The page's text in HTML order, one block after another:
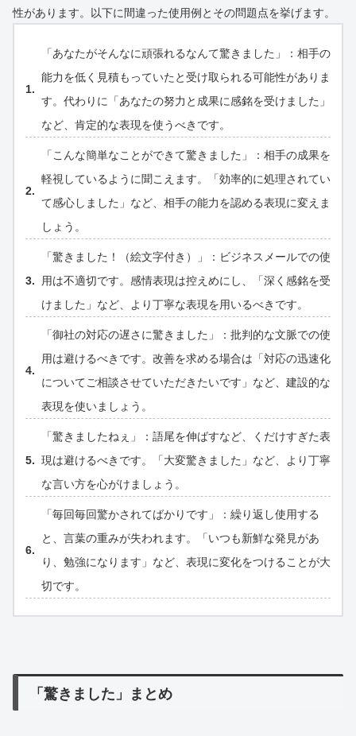
性があります。以下に間違った使用例とその問題点を挙げます。
「あなたがそんなに頑張れるなんて驚きました」：相手の
能力を低く見積もっていたと受け取られる可能性がありま
す。代わりに「あなたの努力と成果に感銘を受けました」
など、肯定的な表現を使うべきです。
「こんな簡単なことができて驚きました」：相手の成果を
軽視しているように聞こえます。「効率的に処理されてい
て感心しました」など、相手の能力を認める表現に変えま
しょう。
「驚きました！（絵文字付き）」：ビジネスメールでの使
用は不適切です。感情表現は控えめにし、「深く感銘を受
けました」など、より丁寧な表現を用いるべきです。
「御社の対応の遅さに驚きました」：批判的な文脈での使
用は避けるべきです。改善を求める場合は「対応の迅速化
についてご相談させていただきたいです」など、建設的な
表現を使いましょう。
「驚きましたねぇ」：語尾を伸ばすなど、くだけすぎた表
現は避けるべきです。「大変驚きました」など、より丁寧
な言い方を心がけましょう。
「毎回毎回驚かされてばかりです」：繰り返し使用する
と、言葉の重みが失われます。「いつも新鮮な発見があ
り、勉強になります」など、表現に変化をつけることが大
切です。
「驚きました」まとめ